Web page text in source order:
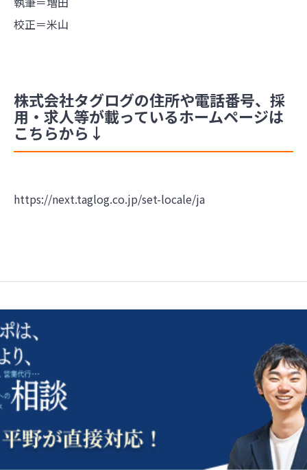
校正＝米山
株式会社タグログの住所や電話番号、採
用・求人等が載っているホームページは
こちらから↓
https://next.taglog.co.jp/set-locale/ja